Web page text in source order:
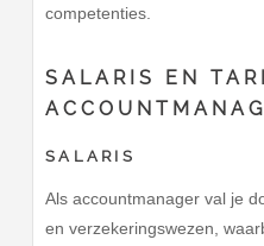
competenties.
SALARIS EN
SALARIS
Als accountmanager val je
en verzekeringswezen,